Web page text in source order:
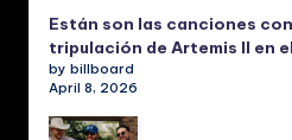
Están son las canciones
tripulación de Artemis II en
by billboard
April 8, 2026